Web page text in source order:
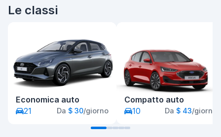
Le classi
Economica auto
21
Da $ 30/giorno
Compatto auto
10
Da $ 43/giorno